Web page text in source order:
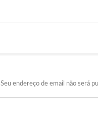
Seu endereço de email não será